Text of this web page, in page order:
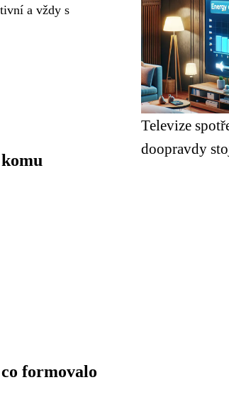
a vždy s
formovalo
Televize
doopravdy